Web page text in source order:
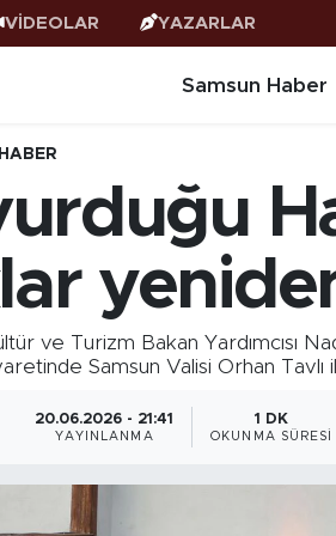
VİDEOLAR YAZARLAR
Samsun Haber
ve Turizm Bakan Yardımcısı
Samsun Valisi Orhan
20.06.2026 - 21:41
YAYINLANMA
1 DK
OKUNMA SÜRESI